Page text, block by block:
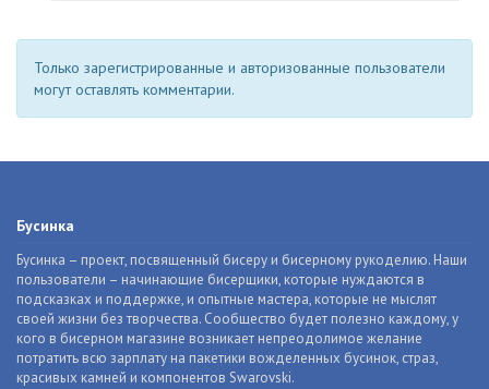
Только зарегистрированные и авторизованные пользователи
могут оставлять комментарии.
Бусинка
Бусинка – проект, посвященный бисеру и бисерному рукоделию. Наши
пользователи – начинающие бисерщики, которые нуждаются в
подсказках и поддержке, и опытные мастера, которые не мыслят
своей жизни без творчества. Сообщество будет полезно каждому, у
кого в бисерном магазине возникает непреодолимое желание
потратить всю зарплату на пакетики вожделенных бусинок, страз,
красивых камней и компонентов Swarovski.